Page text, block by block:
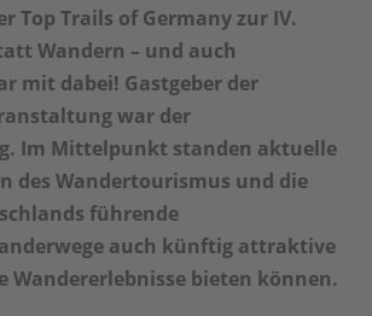
Top Trails of Germany zur IV.
Wandern – und auch
mit dabei! Gastgeber der
war der
Im Mittelpunkt standen aktuelle
des Wandertourismus und die
führende
auch künftig attraktive
Wandererlebnisse bieten können.